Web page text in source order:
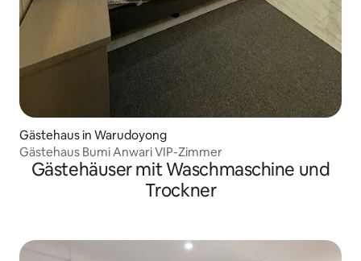
Gästehaus in Warudoyong
Gästehaus Bumi Anwari VIP-Zimmer
Gästehäuser mit Waschmaschine und
Trockner